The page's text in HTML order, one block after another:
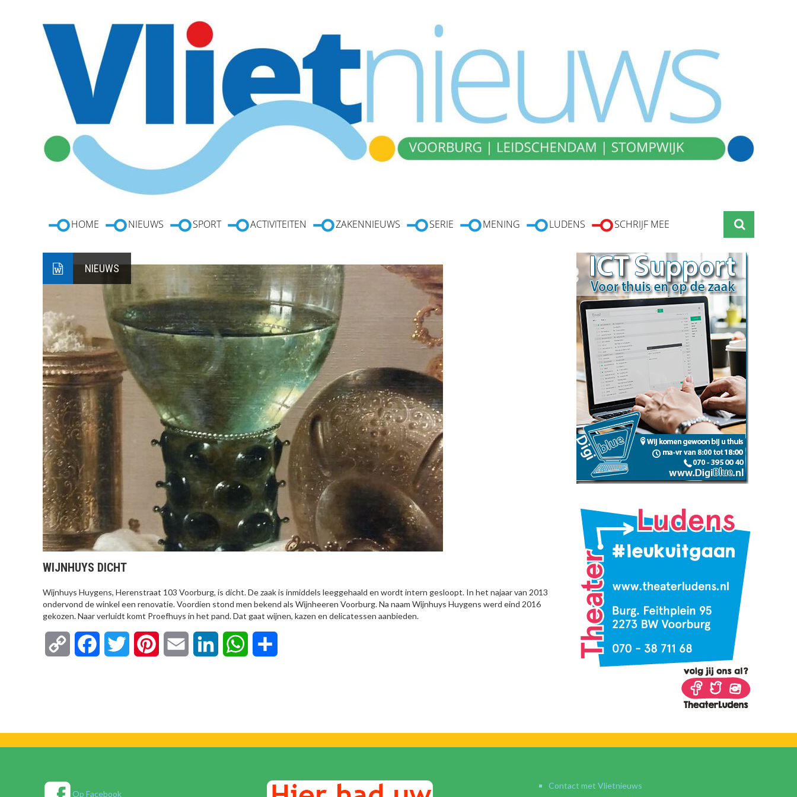
HOME NIEUWS SPORT ACTIVITEITEN ZAKENNIEUWS SERIE MENING LUDENS SCHRIJF MEE
NIEUWS
WIJNHUYS DICHT
Wijnhuys Huygens, Herenstraat 103 Voorburg, is dicht. De zaak is inmiddels leeggehaald en wordt intern gesloopt. In het najaar van 2013
ondervond de winkel een renovatie. Voordien stond men bekend als Wijnheeren Voorburg. Na naam Wijnhuys Huygens werd eind 2016
gekozen. Naar verluidt komt Proefhuys in het pand. Dat gaat wijnen, kazen en delicatessen aanbieden.
Copy FacebookTwitter Pinterest Email LinkedIn WhatsApp
Op Facebook
Contact met Vlietnieuws